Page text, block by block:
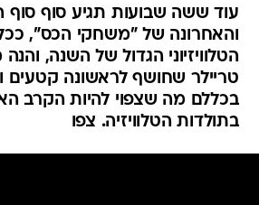
עוד ששה שבועות תגיע סוף סוף
והאחרונה של "משחקי הכס",
הטלוויזיוני הגדול של השנה,
טריילר שחושף לראשונה קטעים
בכללם מה שצפוי להיות הקרב
בתולדות הטלוויזיה. צפו